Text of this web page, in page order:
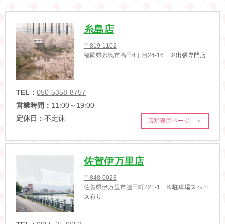
糸島店
〒819-1102
福岡県糸島市高田4丁目24-16 ※出張専門店
TEL： 050-5358-8757
営業時間： 11:00～19:00
定休日： 不定休 店舗専用ページ ＞
佐賀伊万里店
〒848-0028
佐賀県伊万里市脇田町221-1 ※駐車場スペー
ス有り